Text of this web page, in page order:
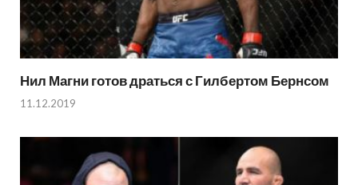
Нил Магни готов драться с Гилбертом Бернсом
11.12.2019